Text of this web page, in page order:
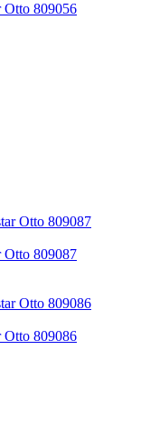
Otto 809056
Otto 809087
Otto 809086